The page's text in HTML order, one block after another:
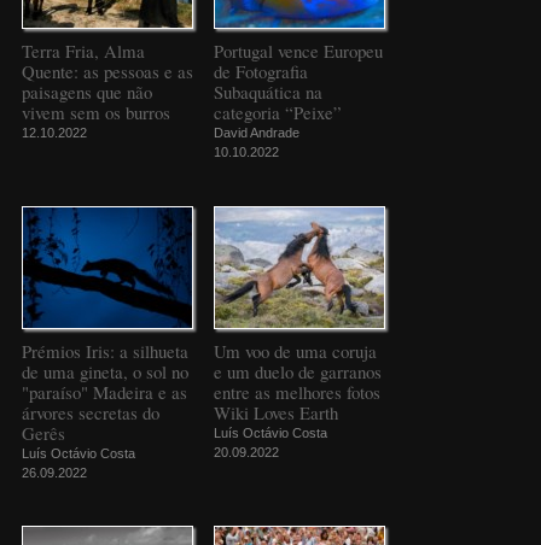
Terra Fria, Alma
Quente: as pessoas e as
paisagens que não
vivem sem os burros
12.10.2022
Portugal vence Europeu
de Fotografia
Subaquática na
categoria “Peixe”
David Andrade
10.10.2022
Prémios Iris: a silhueta
de uma gineta, o sol no
"paraíso" Madeira e as
árvores secretas do
Gerês
Luís Octávio Costa
26.09.2022
Um voo de uma coruja
e um duelo de garranos
entre as melhores fotos
Wiki Loves Earth
Luís Octávio Costa
20.09.2022